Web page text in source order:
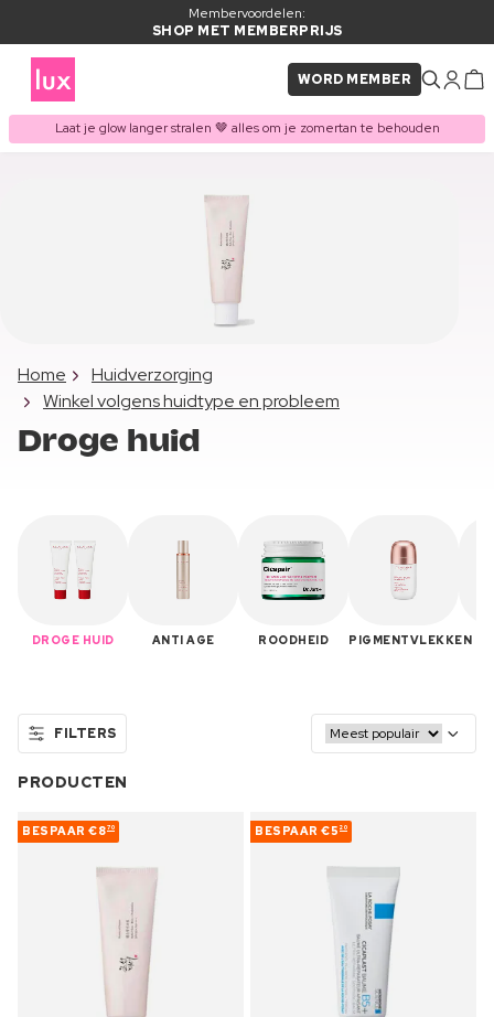
Membervoordelen:
SHOP MET MEMBERPRIJS
WORD MEMBER
Laat je glow langer stralen 🤎 alles om je zomertan te behouden
Home
Huidverzorging
Winkel volgens huidtype en probleem
Droge huid
DROGE HUID ANTI AGE ROODHEID PIGMENTVLEKKEN
FILTERS
PRODUCTEN
BESPAAR €870 BESPAAR €5 20